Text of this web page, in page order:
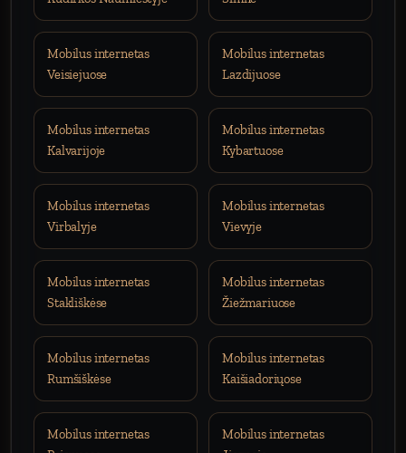
Mobilus internetas
Veisiejuose
Mobilus internetas
Lazdijuose
Mobilus internetas
Kalvarijoje
Mobilus internetas
Kybartuose
Mobilus internetas
Virbalyje
Mobilus internetas
Vievyje
Mobilus internetas
Stakliškėse
Mobilus internetas
Žiežmariuose
Mobilus internetas
Rumšiškėse
Mobilus internetas
Kaišiadoriųose
Mobilus internetas
Mobilus internetas